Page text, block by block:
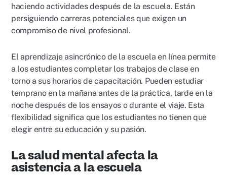
haciendo actividades después de la escuela. Están
persiguiendo carreras potenciales que exigen un
compromiso de nivel profesional.
El aprendizaje asincrónico de la escuela en línea permite
a los estudiantes completar los trabajos de clase en
torno a sus horarios de capacitación. Pueden estudiar
temprano en la mañana antes de la práctica, tarde en la
noche después de los ensayos o durante el viaje. Esta
flexibilidad significa que los estudiantes no tienen que
elegir entre su educación y su pasión.
La salud mental afecta la
asistencia a la escuela